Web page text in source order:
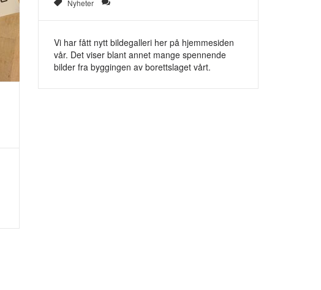
Nyheter
Vi har fått nytt bildegalleri her på hjemmesiden
vår. Det viser blant annet mange spennende
bilder fra byggingen av borettslaget vårt.